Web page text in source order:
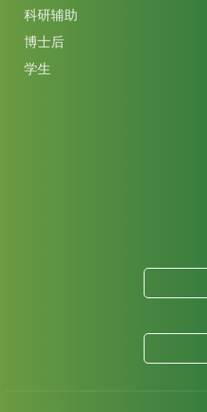
科研辅助
博士后
学生